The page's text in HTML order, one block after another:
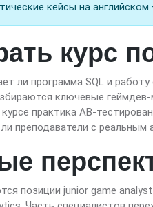
кейсы на
курс
ли программа SQL и
ключевые геймдев-
практика AB-
преподаватели с реальным
позиции junior game